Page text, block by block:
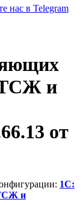
нас в Telegram
и
от
1С:
и